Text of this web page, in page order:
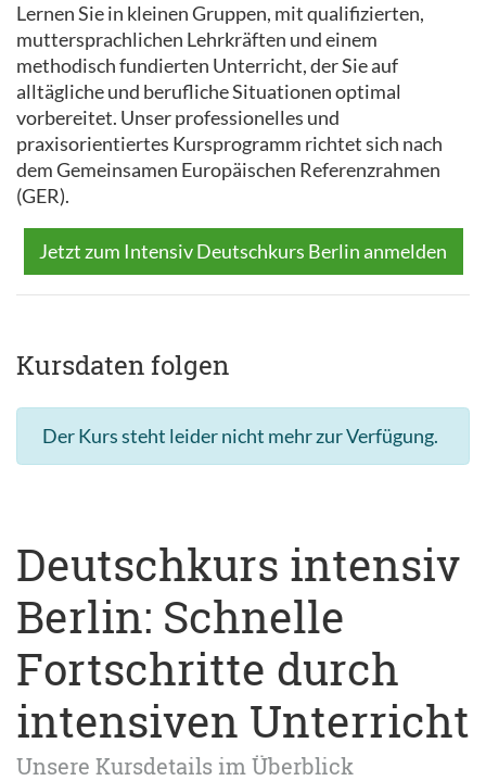
Lernen Sie in kleinen Gruppen, mit qualifizierten,
muttersprachlichen Lehrkräften und einem
methodisch fundierten Unterricht, der Sie auf
alltägliche und berufliche Situationen optimal
vorbereitet. Unser professionelles und
praxisorientiertes Kursprogramm richtet sich nach
dem Gemeinsamen Europäischen Referenzrahmen
(GER).
Jetzt zum Intensiv Deutschkurs Berlin anmelden
Kursdaten folgen
Der Kurs steht leider nicht mehr zur Verfügung.
Deutschkurs intensiv
Berlin: Schnelle
Fortschritte durch
intensiven Unterricht
Unsere Kursdetails im Überblick